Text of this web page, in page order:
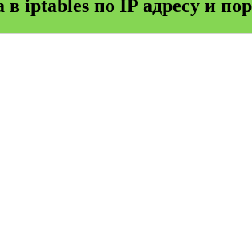
в iptables по IP адресу и